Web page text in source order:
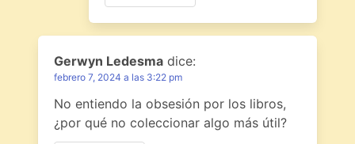
Gerwyn Ledesma dice:
febrero 7, 2024 a las 3:22 pm
No entiendo la obsesión por los libros,
¿por qué no coleccionar algo más útil?